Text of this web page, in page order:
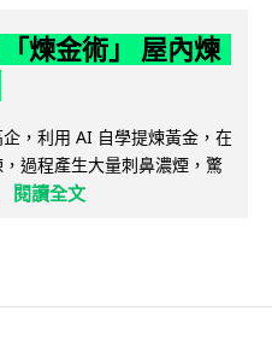
煉金術」 屋內煉
，利用 AI 自學提煉黃金，在
過程產生大量刺鼻濃煙，驚
閱讀全文